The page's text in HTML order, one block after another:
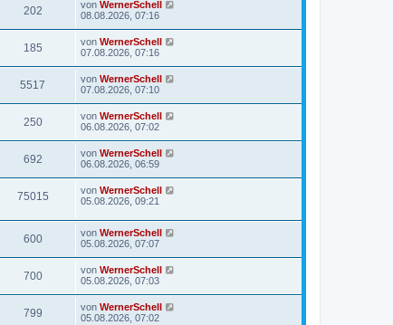
202 von WernerSchell
08.08.2026, 07:16
185 von WernerSchell
07.08.2026, 07:16
5517 von WernerSchell
07.08.2026, 07:10
250 von WernerSchell
06.08.2026, 07:02
692 von WernerSchell
06.08.2026, 06:59
75015 von WernerSchell
05.08.2026, 09:21
600 von WernerSchell
05.08.2026, 07:07
700 von WernerSchell
05.08.2026, 07:03
799 von WernerSchell
05.08.2026, 07:02